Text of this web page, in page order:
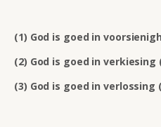
(1) God is goed in
(2) God is goed in verkiesing
(3) God is goed in verlossing